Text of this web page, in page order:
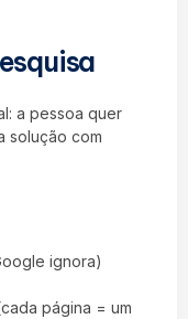
a pessoa quer
solução com
ignora)
página = um